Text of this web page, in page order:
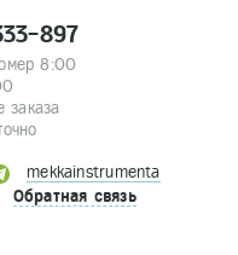
897
8:00
заказа
mekkainstrumenta
Обратная связь